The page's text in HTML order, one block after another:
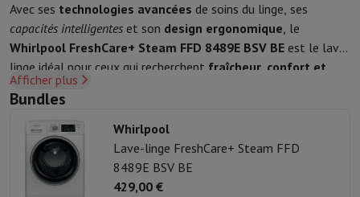
Smart ToysCasque de réalité virtuelleDroneDrones DJI
Gaming ConsoleConsoles de JeuConsoles reconditionnées
Accessoires de SportÉcouteurs de Sport
Batterie & ÉlectricitéBatteriesChargeur pour batteriesPrises de
Info & Conseils
Pourquoi choisir HiFi
Livraison offerte 10 points de vente
Nos servicesLivraison offerteRetrait en magasinInstallation
Service client Réparation de votre appareil
Foire aux questions Puis-je acheter à crédit avec la Mastercard
Avec ses technologies avancées de soins du linge, ses
capacités intelligentes et son design ergonomique, le
Whirlpool FreshCare+ Steam FFD 8489E BSV BE est le lave-
linge idéal pour ceux qui recherchent fraîcheur, confort et
performance. Prenez soin de vos vêtements en toute
simplicité, tout en réduisant les faux plis et en garantissant
hygiène parfaiteà chaque cycle.
Afficher plus
Bundles
Whirlpool
Lave-linge FreshCare+ Steam FFD
8489E BSV BE
429,00 €